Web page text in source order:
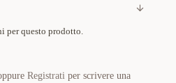
per questo prodotto.
Registrati per scrivere una